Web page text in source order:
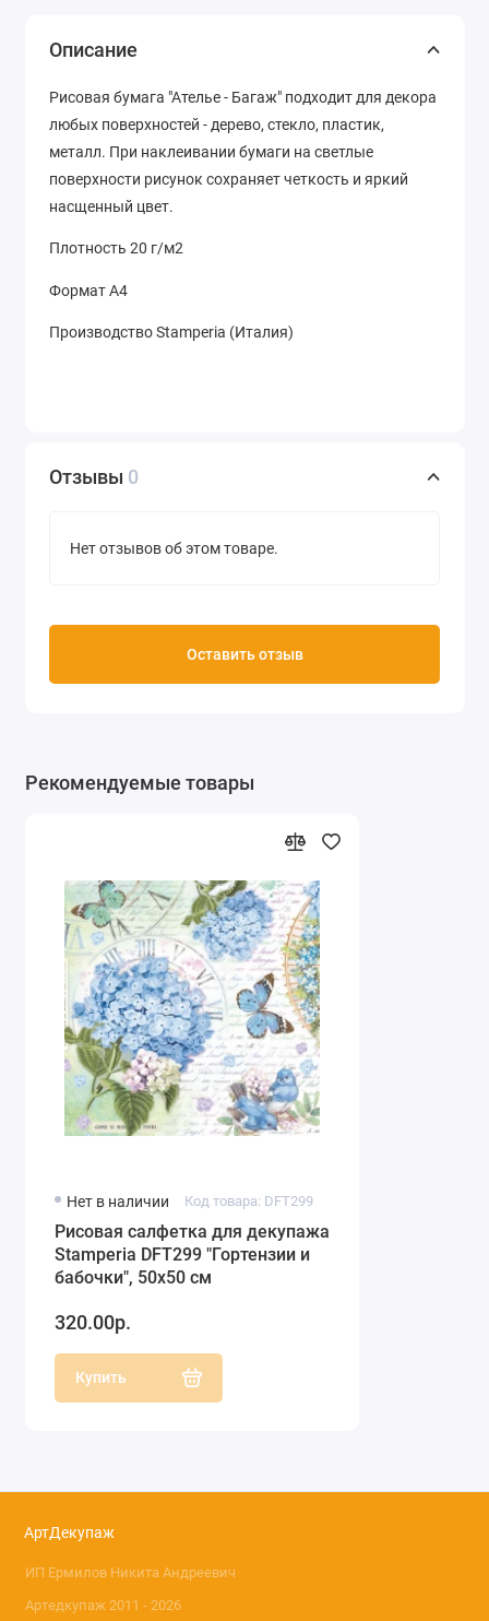
Описание
Рисовая бумага "Ателье - Багаж" подходит для декора
любых поверхностей - дерево, стекло, пластик,
металл. При наклеивании бумаги на светлые
поверхности рисунок сохраняет четкость и яркий
насщенный цвет.
Плотность 20 г/м2
Формат А4
Производство Stamperia (Италия)
Отзывы 0
Нет отзывов об этом товаре.
Оставить отзыв
Рекомендуемые товары
Нет в наличии Код товара: DFT299
Рисовая салфетка для декупажа
Stamperia DFT299 "Гортензии и
бабочки", 50х50 см
320.00р.
Купить
АртДекупаж
ИП Ермилов Никита Андреевич
Артедкупаж 2011 - 2026